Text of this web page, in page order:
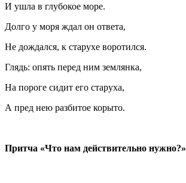
И ушла в глубокое море.
Долго у моря ждал он ответа,
Не дождался, к старухе воротился.
Глядь: опять перед ним землянка,
На пороге сидит его старуха,
А пред нею разбитое корыто.
Притча «Что нам действительно нужно?»